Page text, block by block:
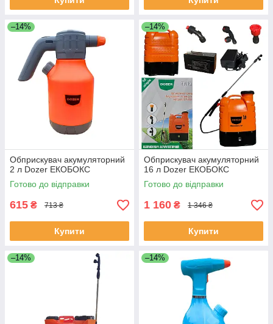
–14%
Обприскувач акумуляторний
2 л Dozer ЕКОБОКС
Готово до відправки
615 ₴ 713 ₴
Купити
–14%
Обприскувач акумуляторний
16 л Dozer ЕКОБОКС
Готово до відправки
1 160 ₴ 1 346 ₴
Купити
–14% –14%